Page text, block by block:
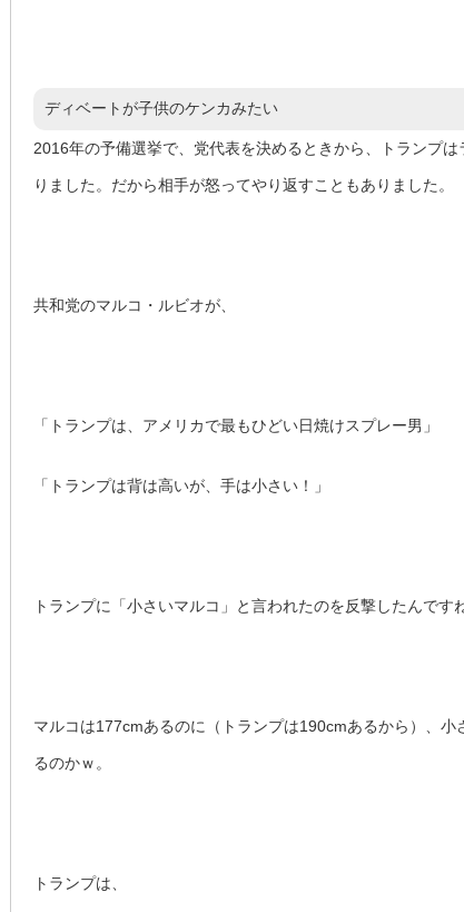
ディベートが子供のケンカみたい
2016年の予備選挙で、党代表を決めるときから、トランプ
りました。だから相手が怒ってやり返すこともありました。
共和党のマルコ・ルビオが、
「トランプは、アメリカで最もひどい日焼けスプレー男」
「トランプは背は高いが、手は小さい！」
トランプに「小さいマルコ」と言われたのを反撃したんです
マルコは177cmあるのに（トランプは190cmあるから）、
るのかｗ。
トランプは、